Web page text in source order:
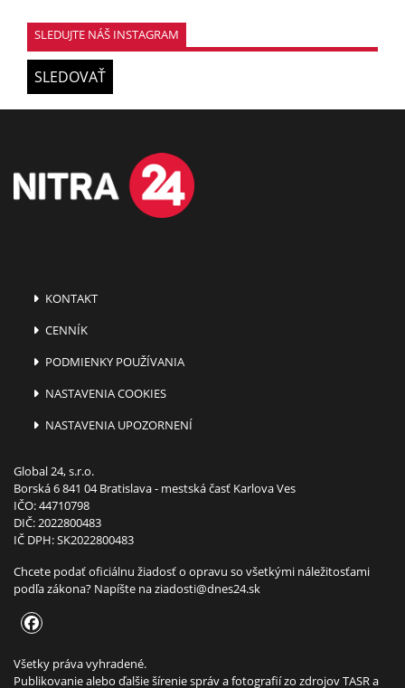
SLEDUJTE NÁŠ INSTAGRAM
SLEDOVAŤ
KONTAKT
CENNÍK
PODMIENKY POUŽÍVANIA
NASTAVENIA COOKIES
NASTAVENIA UPOZORNENÍ
Global 24, s.r.o.
Borská 6 841 04 Bratislava - mestská časť Karlova Ves
IČO: 44710798
DIČ: 2022800483
IČ DPH: SK2022800483
Chcete podať oficiálnu žiadosť o opravu so všetkými náležitosťami
podľa zákona? Napíšte naziadosti@dnes24.sk
Všetky práva vyhradené.
Publikovanie alebo ďalšie šírenie správ a fotografií zo zdrojov TASR a